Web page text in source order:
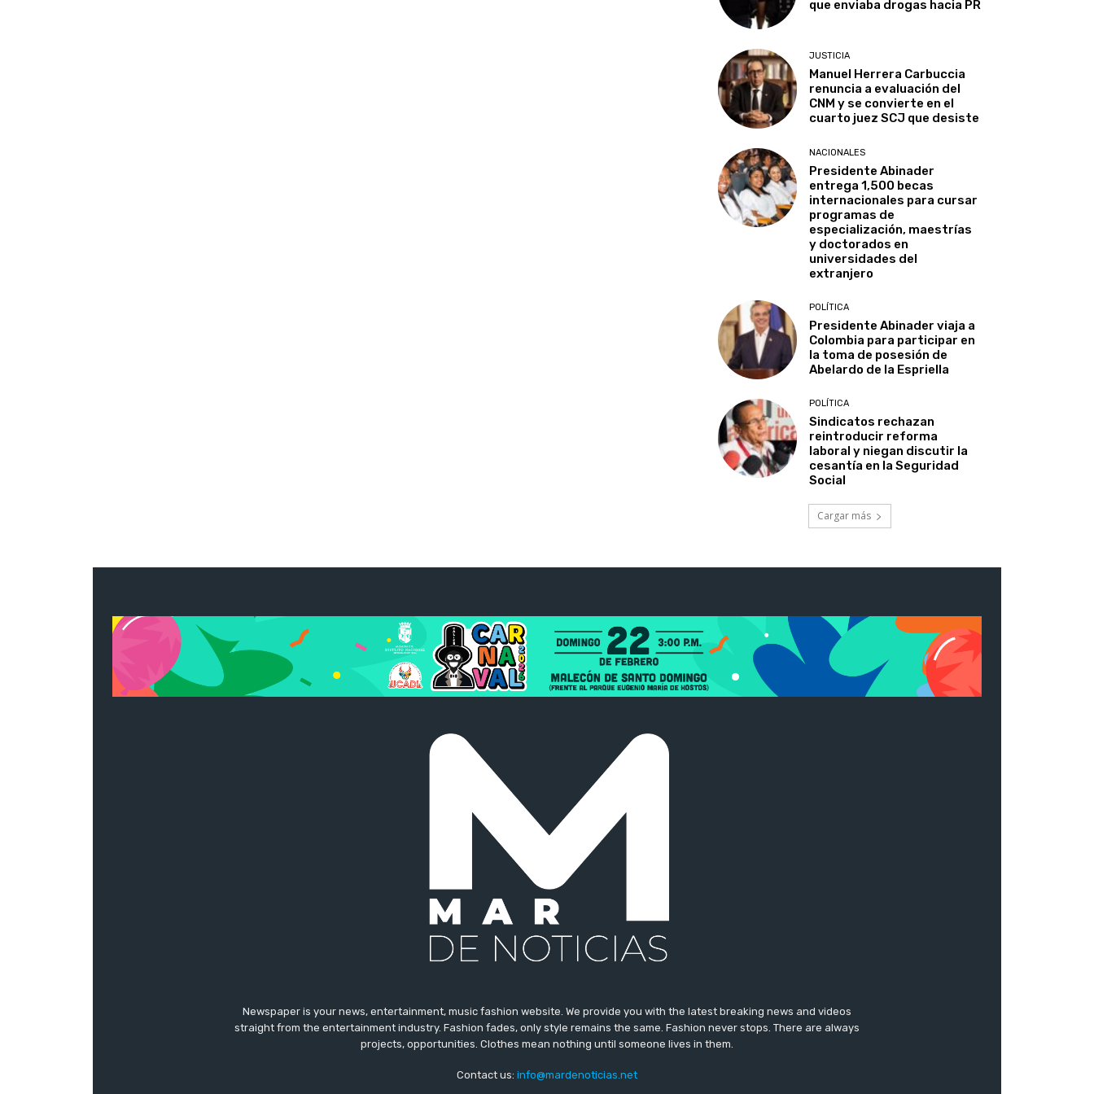
que enviaba drogas hacia PR
JUSTICIA
Manuel Herrera Carbuccia
renuncia a evaluación del
CNM y se convierte en el
cuarto juez SCJ que desiste
NACIONALES
Presidente Abinader
entrega 1,500 becas
internacionales para cursar
programas de
especialización, maestrías
y doctorados en
universidades del
extranjero
POLÍTICA
Presidente Abinader viaja a
Colombia para participar en
la toma de posesión de
Abelardo de la Espriella
POLÍTICA
Sindicatos rechazan
reintroducir reforma
laboral y niegan discutir la
cesantía en la Seguridad
Social
Cargar más
Newspaper is your news, entertainment, music fashion website. We provide you with the latest breaking news and videos
straight from the entertainment industry. Fashion fades, only style remains the same. Fashion never stops. There are always
projects, opportunities. Clothes mean nothing until someone lives in them.
Contact us: info@mardenoticias.net